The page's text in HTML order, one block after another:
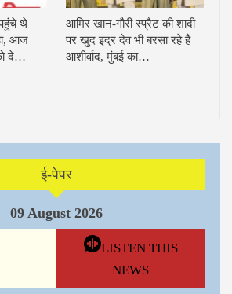
थे
आज
दे…
आमिर खान-गौरी स्प्रैट की शादी
पर खुद इंद्र देव भी बरसा रहे हैं
आशीर्वाद, मुंबई का…
ई-पेपर
09 August 2026
LISTEN THIS
NEWS